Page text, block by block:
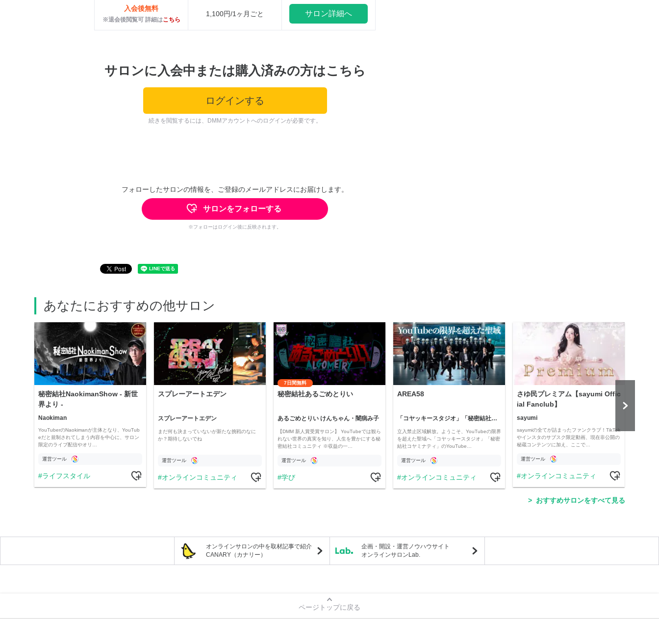
入会後無料
※退会後閲覧可 詳細はこちら
1,100円/1ヶ月ごと サロン詳細へ
サロンに入会中または購入済みの方はこちら
ログインする
続きを閲覧するには、DMMアカウントへのログインが必要です。
フォローしたサロンの情報を、ご登録のメールアドレスにお届けします。
サロンをフォローする
※フォローはログイン後に反映されます。
あなたにおすすめの他サロン
秘密結社NaokimanShow - 新世
界より -
Naokiman
YouTuberのNaokimanが主体となり、YouTub
eだと規制されてしまう内容を中心に、サロン
限定のライブ配信やオリ…
運営ツール
ライフスタイル
スプレーアートエデン
スプレーアートエデン
まだ何も決まっていないが新たな挑戦のなに
か？期待しないでね
運営ツール
オンラインコミュニティ
7日間無料
秘密結社あるごめとりい
あるごめとりい けんちゃん・闇病み子
【DMM 新人賞受賞サロン】 YouTubeでは観ら
れない世界の真実を知り、人生を豊かにする秘
密結社コミュニティ ※収益の一…
運営ツール
学び
AREA58
「コヤッキースタジオ」「秘密結社コヤミナティ」
立入禁止区域解放。ようこそ、YouTubeの限界
を超えた聖域へ「コヤッキースタジオ」「秘密
結社コヤミナティ」のYouTube…
運営ツール
オンラインコミュニティ
さゆ民プレミアム【sayumi Offic
ial Fanclub】
sayumi
sayumiの全てが詰まったファンクラブ！TikTok
やインスタのサブスク限定動画、現在非公開の
秘蔵コンテンツに加え、ここで…
運営ツール
オンラインコミュニティ
おすすめサロンをすべて見る
オンラインサロンの中を取材記事で紹介
CANARY（カナリー）
企画・開設・運営ノウハウサイト
オンラインサロンLab.
ページトップに戻る